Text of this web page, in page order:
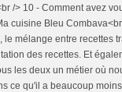
/> 10 - Comment avez
cuisine Bleu
mélange entre recettes
des recettes. Et
les deux un métier où
ce qu'il a beaucoup